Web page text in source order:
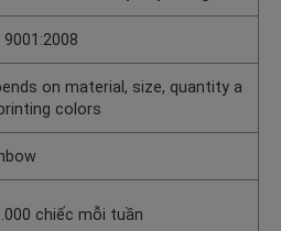
9001:2008
on material, size, quantity a
colors
chiếc mỗi tuần